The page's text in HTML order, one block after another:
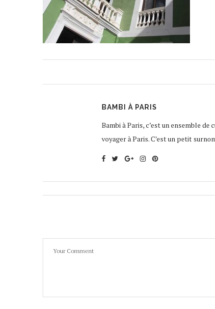
BAMBI À PARIS
Bambi à Paris, c’est un ensemble
voyager à Paris. C’est un petit